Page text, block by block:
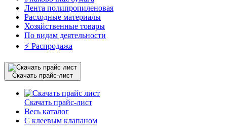
Лента полипропиленовая
Расходные материалы
Хозяйственные товары
По видам деятельности
⚡️ Распродажа
Скачать прайс-лист
Скачать прайс-лист
Весь каталог
C клеевым клапаном